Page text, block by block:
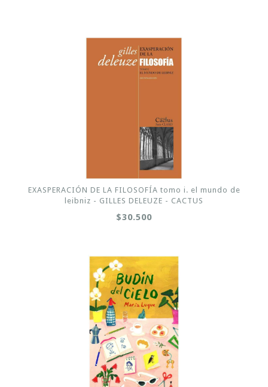
EXASPERACIÓN DE LA FILOSOFÍA tomo i. el mundo de
leibniz - GILLES DELEUZE - CACTUS
$30.500